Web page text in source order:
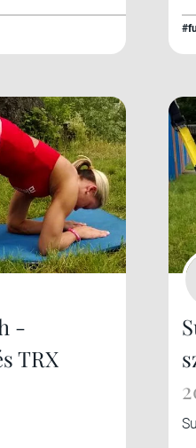
-
TRX